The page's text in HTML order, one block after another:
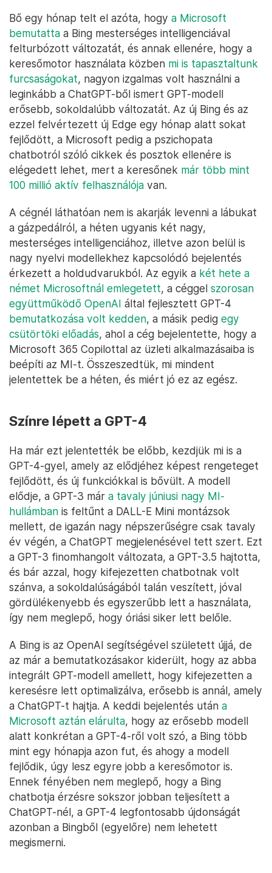
Bő egy hónap telt el azóta, hogy a Microsoft
bemutatta a Bing mesterséges intelligenciával
felturbózott változatát, és annak ellenére, hogy a
keresőmotor használata közben mi is tapasztaltunk
furcsaságokat, nagyon izgalmas volt használni a
leginkább a ChatGPT-ből ismert GPT-modell
erősebb, sokoldalúbb változatát. Az új Bing és az
ezzel felvértezett új Edge egy hónap alatt sokat
fejlődött, a Microsoft pedig a pszichopata
chatbotról szóló cikkek és posztok ellenére is
elégedett lehet, mert a keresőnek már több mint
100 millió aktív felhasználója van.
A cégnél láthatóan nem is akarják levenni a lábukat
a gázpedálról, a héten ugyanis két nagy,
mesterséges intelligenciához, illetve azon belül is
nagy nyelvi modellekhez kapcsolódó bejelentés
érkezett a holdudvarukból. Az egyik a két hete a
német Microsoftnál emlegetett, a céggel szorosan
együttműködő OpenAI által fejlesztett GPT-4
bemutatkozása volt kedden, a másik pedig egy
csütörtöki előadás, ahol a cég bejelentette, hogy a
Microsoft 365 Copilottal az üzleti alkalmazásaiba is
beépíti az MI-t. Összeszedtük, mi mindent
jelentettek be a héten, és miért jó ez az egész.
Színre lépett a GPT-4
Ha már ezt jelentették be előbb, kezdjük mi is a
GPT-4-gyel, amely az elődjéhez képest rengeteget
fejlődött, és új funkciókkal is bővült. A modell
elődje, a GPT-3 már a tavaly júniusi nagy MI-
hullámban is feltűnt a DALL-E Mini montázsok
mellett, de igazán nagy népszerűségre csak tavaly
év végén, a ChatGPT megjelenésével tett szert. Ezt
a GPT-3 finomhangolt változata, a GPT-3.5 hajtotta,
és bár azzal, hogy kifejezetten chatbotnak volt
szánva, a sokoldalúságából talán veszített, jóval
gördülékenyebb és egyszerűbb lett a használata,
így nem meglepő, hogy óriási siker lett belőle.
A Bing is az OpenAI segítségével született újjá, de
az már a bemutatkozásakor kiderült, hogy az abba
integrált GPT-modell amellett, hogy kifejezetten a
keresésre lett optimalizálva, erősebb is annál, amely
a ChatGPT-t hajtja. A keddi bejelentés után a
Microsoft aztán elárulta, hogy az erősebb modell
alatt konkrétan a GPT-4-ről volt szó, a Bing több
mint egy hónapja azon fut, és ahogy a modell
fejlődik, úgy lesz egyre jobb a keresőmotor is.
Ennek fényében nem meglepő, hogy a Bing
chatbotja érzésre sokszor jobban teljesített a
ChatGPT-nél, a GPT-4 legfontosabb újdonságát
azonban a Bingből (egyelőre) nem lehetett
megismerni.